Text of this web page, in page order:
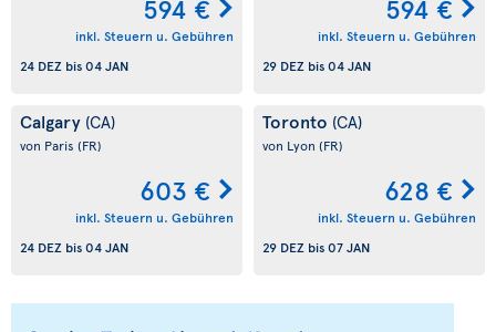
594 €
inkl. Steuern u. Gebühren
24 DEZ bis04 JAN
594 €
inkl. Steuern u. Gebühren
29 DEZ bis04 JAN
Calgary (CA)
von Paris (FR)
603 €
inkl. Steuern u. Gebühren
24 DEZ bis04 JAN
Toronto (CA)
von Lyon (FR)
628 €
inkl. Steuern u. Gebühren
29 DEZ bis07 JAN